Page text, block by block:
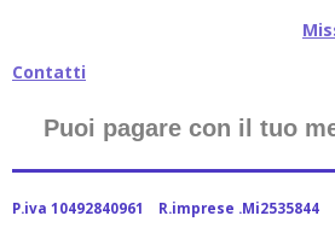
Contatti
Puoi pagare con il tuo
P.iva 10492840961 R.imprese .Mi2535844